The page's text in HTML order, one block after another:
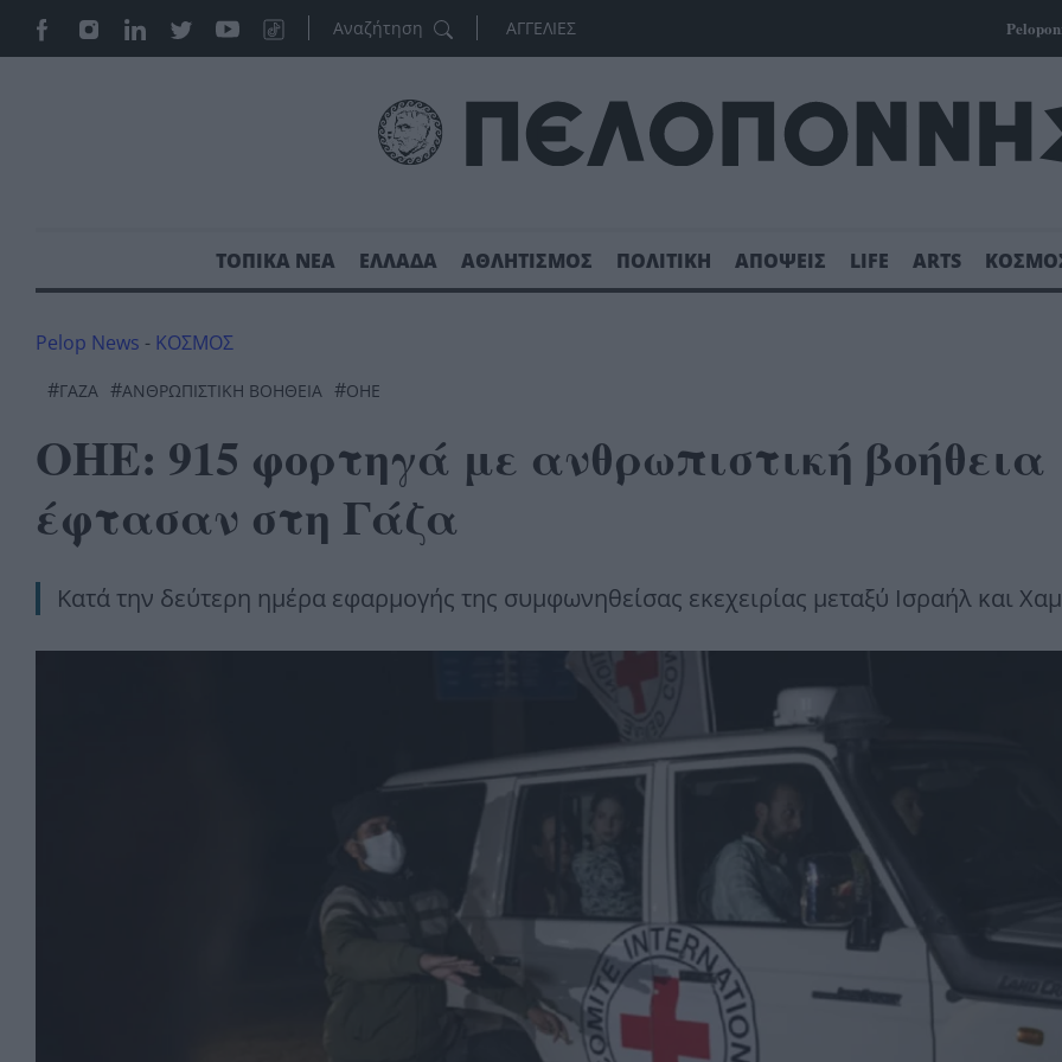
ΑΓΓΕΛΙΕΣ
ΤΟΠΙΚΑ ΝΕΑ ΕΛΛΑΔΑ ΑΘΛΗΤΙΣΜΟΣ ΠΟΛΙΤΙΚΗ ΑΠΟΨΕΙΣ LIFE ARTS
Pelop News - ΚΟΣΜΟΣ
#ΓΑΖΑ #ΑΝΘΡΩΠΙΣΤΙΚΗ ΒΟΗΘΕΙΑ #ΟΗΕ
ΟΗΕ: 915 φορτηγά με ανθρωπιστική βοήθεια
έφτασαν στη Γάζα
Κατά την δεύτερη ημέρα εφαρμογής της συμφωνηθείσας εκεχειρίας μεταξύ Ισραήλ και